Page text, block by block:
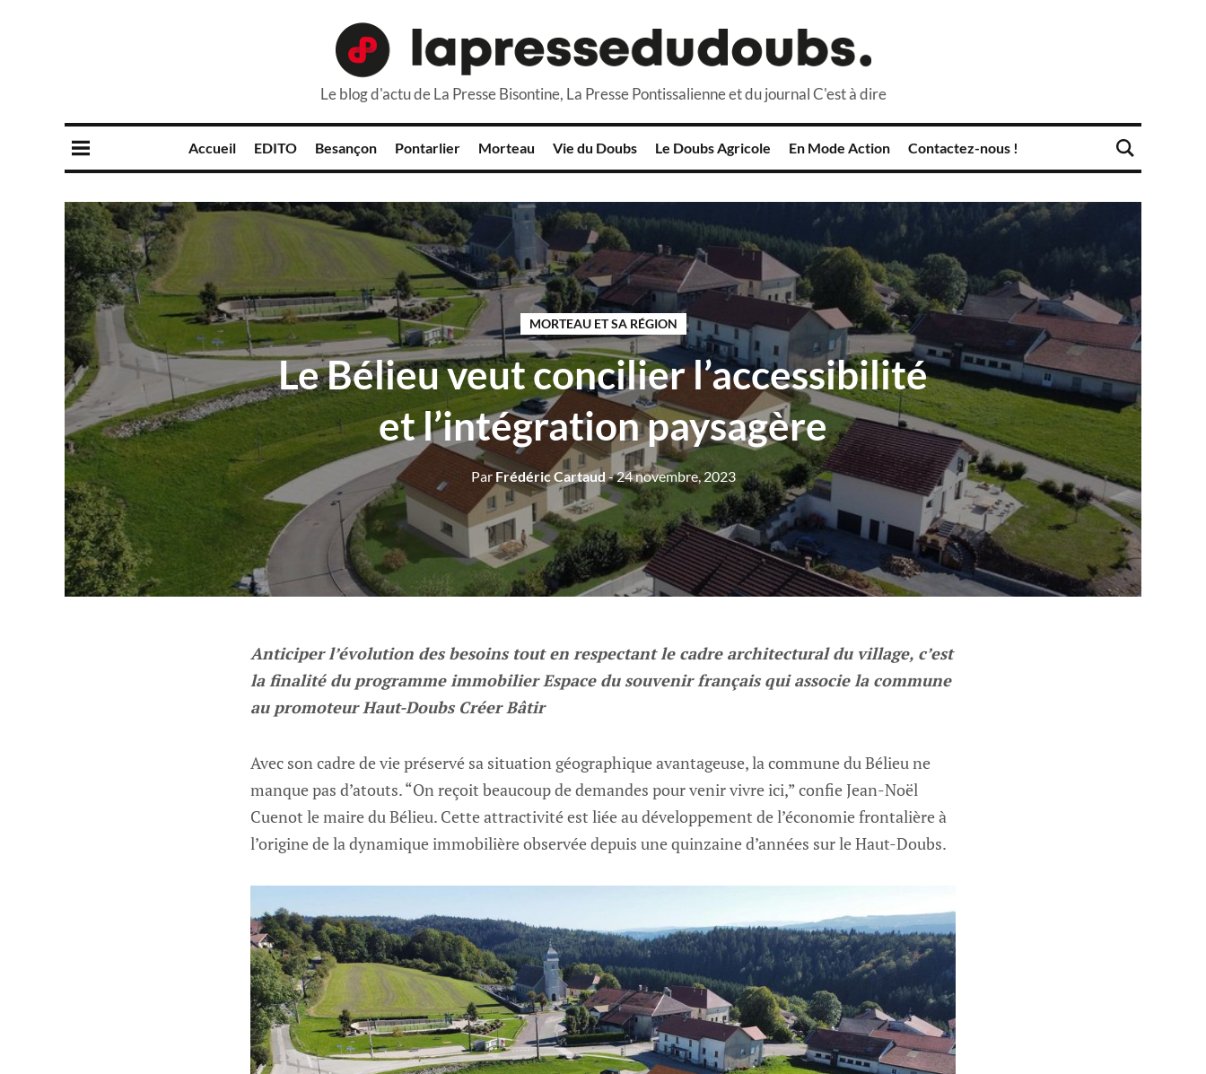
Le blog d'actu de La Presse Bisontine, La Presse Pontissalienne et du journal C'est à dire
Accueil EDITO Besançon Pontarlier Morteau Vie du Doubs Le Doubs Agricole En Mode Action Contactez-nous !
MORTEAU ET SA RÉGION
Le Bélieu veut concilier l’accessibilité
et l’intégration paysagère
ParFrédéric Cartaud - 24 novembre, 2023
Anticiper l’évolution des besoins tout en respectant le cadre architectural du village, c’est
la finalité du programme immobilier Espace du souvenir français qui associe la commune
au promoteur Haut-Doubs Créer Bâtir
Avec son cadre de vie préservé sa situation géographique avantageuse, la commune du Bélieu ne
manque pas d’atouts. “On reçoit beaucoup de demandes pour venir vivre ici,” confie Jean-Noël
Cuenot le maire du Bélieu. Cette attractivité est liée au développement de l’économie frontalière à
l’origine de la dynamique immobilière observée depuis une quinzaine d’années sur le Haut-Doubs.